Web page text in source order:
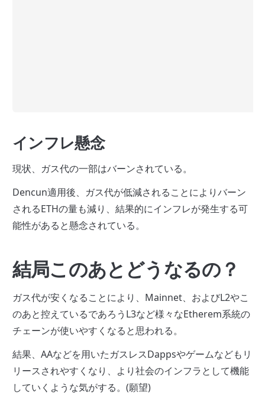
インフレ懸念
現状、ガス代の一部はバーンされている。
Dencun適用後、ガス代が低減されることによりバーン
されるETHの量も減り、結果的にインフレが発生する可
能性があると懸念されている。
結局このあとどうなるの？
ガス代が安くなることにより、Mainnet、およびL2やこ
のあと控えているであろうL3など様々なEtherem系統の
チェーンが使いやすくなると思われる。
結果、AAなどを用いたガスレスDappsやゲームなどもリ
リースされやすくなり、より社会のインフラとして機能
していくような気がする。(願望)